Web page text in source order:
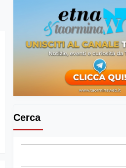
Cerca